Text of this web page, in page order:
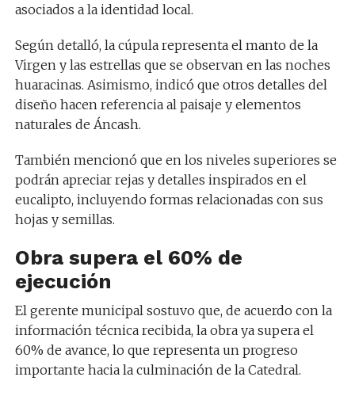
asociados a la identidad local.
Según detalló, la cúpula representa el manto de la
Virgen y las estrellas que se observan en las noches
huaracinas. Asimismo, indicó que otros detalles del
diseño hacen referencia al paisaje y elementos
naturales de Áncash.
También mencionó que en los niveles superiores se
podrán apreciar rejas y detalles inspirados en el
eucalipto, incluyendo formas relacionadas con sus
hojas y semillas.
Obra supera el 60% de
ejecución
El gerente municipal sostuvo que, de acuerdo con la
información técnica recibida, la obra ya supera el
60% de avance, lo que representa un progreso
importante hacia la culminación de la Catedral.